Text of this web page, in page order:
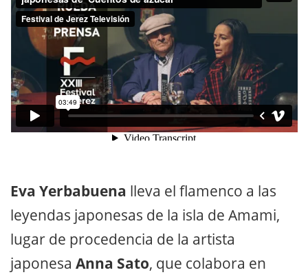
Eva Yerbabuena lleva el flamenco a las
leyendas japonesas de la isla de Amami,
lugar de procedencia de la artista
japonesa Anna Sato, que colabora en